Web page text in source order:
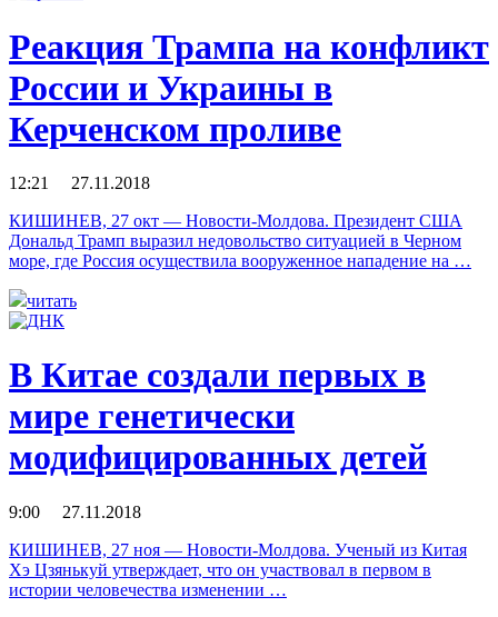
Реакция Трампа на конфликт
России и Украины в
Керченском проливе
12:21 27.11.2018
КИШИНЕВ, 27 окт — Новости-Молдова. Президент США
Дональд Трамп выразил недовольство ситуацией в Черном
море, где Россия осуществила вооруженное нападение на …
читать
В Китае создали первых в
мире генетически
модифицированных детей
9:00 27.11.2018
КИШИНЕВ, 27 ноя — Новости-Молдова. Ученый из Китая
Хэ Цзянькуй утверждает, что он участвовал в первом в
истории человечества изменении …